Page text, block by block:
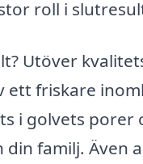
roll i
Utöver
friskare
i golvets
familj. Även